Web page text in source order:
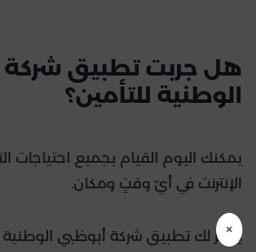
هل جربت تطبيق شركة
الوطنية للتأمين؟
يمكنك اليوم القيام بجميع احتياجات
الإنترنت في أيّ وقتٍ ومكان.
يوفّر لك تطبيق شركة أبوظبي الوطنية
×